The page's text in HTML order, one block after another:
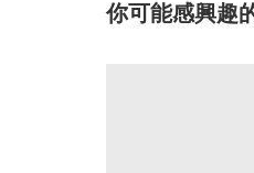
你可能感興趣